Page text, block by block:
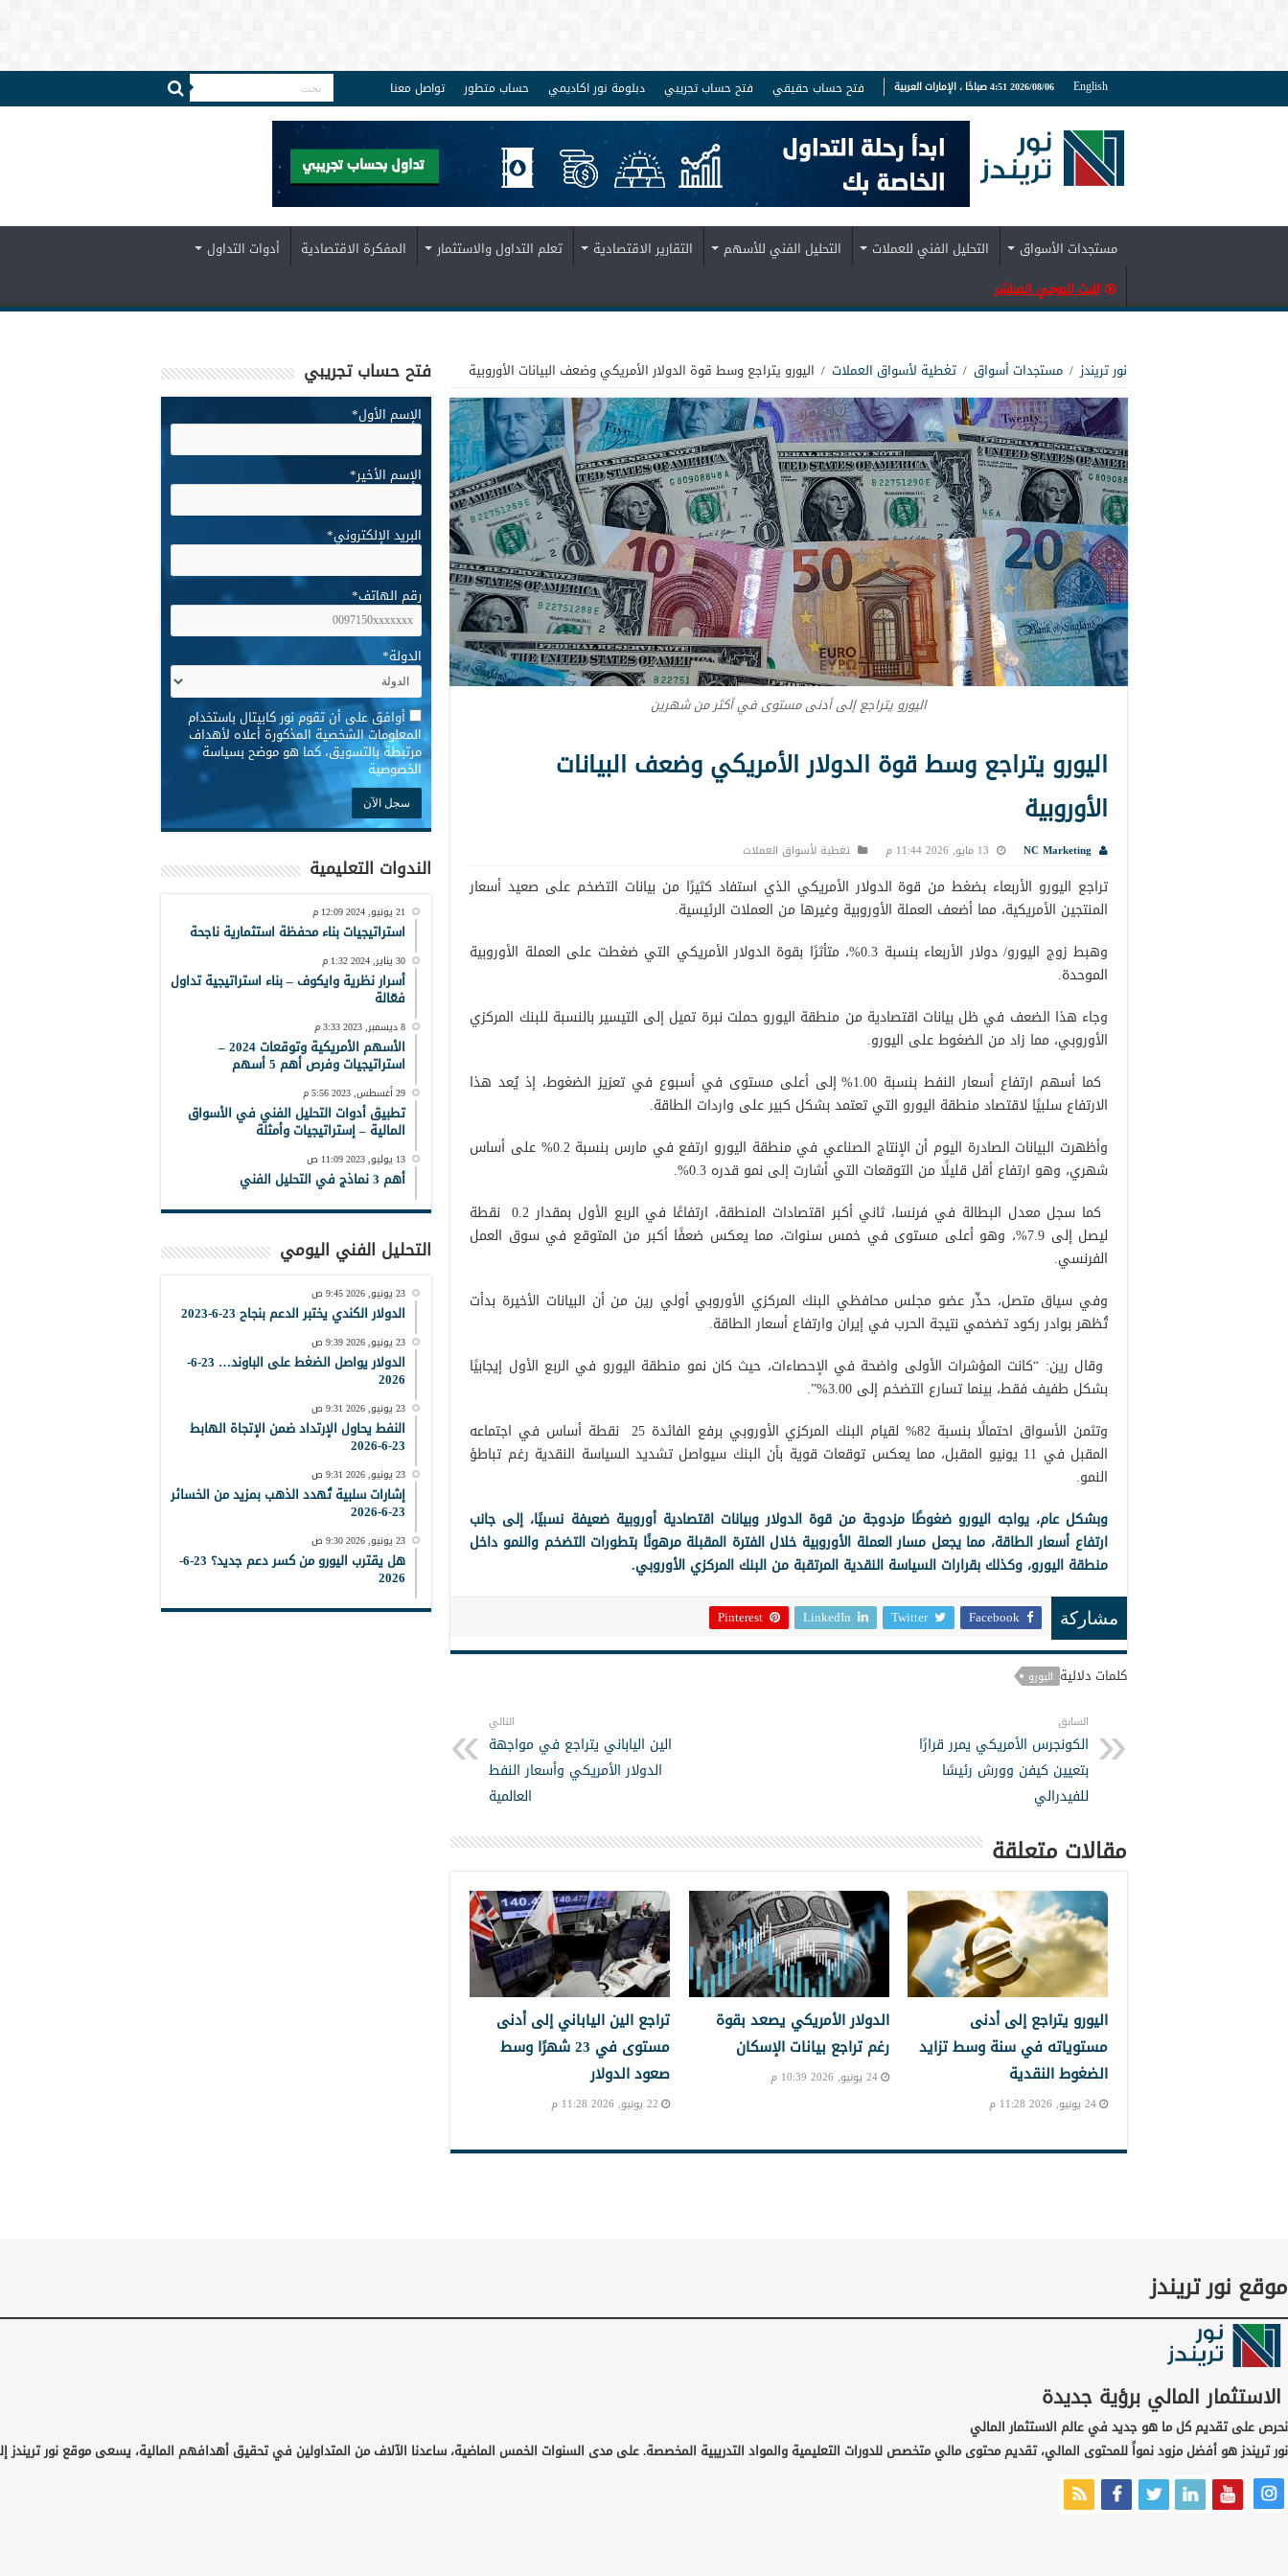
English 2026/08/06 4:51 صباحًا ، الإمارات العربية فتح حساب حقيقي فتح حساب تجريبي دبلومة نور اكاديمي حساب متطور تواصل معنا
مستجدات الأسواق التحليل الفني للعملات التحليل الفني للأسهم التقارير الاقتصادية تعلم التداول والاستثمار المفكرة الاقتصادية
أدوات التداول
البث اليومي المباشر
نور تريندز / مستجدات أسواق / تغطية لأسواق العملات / اليورو يتراجع وسط قوة الدولار الأمريكي وضعف البيانات الأوروبية
اليورو يتراجع إلى أدنى مستوى في أكثر من شهرين
اليورو يتراجع وسط قوة الدولار الأمريكي وضعف البيانات
الأوروبية
NC Marketing 13 مايو, 2026 11:44 م تغطية لأسواق العملات
تراجع اليورو الأربعاء بضغط من قوة الدولار الأمريكي الذي استفاد كثيرًا من بيانات التضخم على صعيد أسعار
المنتجين الأمريكية، مما أضعف العملة الأوروبية وغيرها من العملات الرئيسية.
وهبط زوج اليورو/ دولار الأربعاء بنسبة 0.3%، متأثرًا بقوة الدولار الأمريكي التي ضغطت على العملة الأوروبية
الموحدة.
وجاء هذا الضعف في ظل بيانات اقتصادية من منطقة اليورو حملت نبرة تميل إلى التيسير بالنسبة للبنك المركزي
الأوروبي، مما زاد من الضغوط على اليورو.
كما أسهم ارتفاع أسعار النفط بنسبة 1.00% إلى أعلى مستوى في أسبوع في تعزيز الضغوط، إذ يُعد هذا
الارتفاع سلبيًا لاقتصاد منطقة اليورو التي تعتمد بشكل كبير على واردات الطاقة.
وأظهرت البيانات الصادرة اليوم أن الإنتاج الصناعي في منطقة اليورو ارتفع في مارس بنسبة 0.2% على أساس
شهري، وهو ارتفاع أقل قليلًا من التوقعات التي أشارت إلى نمو قدره 0.3%.
كما سجل معدل البطالة في فرنسا، ثاني أكبر اقتصادات المنطقة، ارتفاعًا في الربع الأول بمقدار 0.2 نقطة
ليصل إلى 7.9%، وهو أعلى مستوى في خمس سنوات، مما يعكس ضعفًا أكبر من المتوقع في سوق العمل
الفرنسي.
وفي سياق متصل، حذّر عضو مجلس محافظي البنك المركزي الأوروبي أولي رين من أن البيانات الأخيرة بدأت
تُظهر بوادر ركود تضخمي نتيجة الحرب في إيران وارتفاع أسعار الطاقة.
وقال رين: “كانت المؤشرات الأولى واضحة في الإحصاءات، حيث كان نمو منطقة اليورو في الربع الأول إيجابيًا
بشكل طفيف فقط، بينما تسارع التضخم إلى 3.00%”.
وتثمن الأسواق احتمالًا بنسبة 82% لقيام البنك المركزي الأوروبي برفع الفائدة 25 نقطة أساس في اجتماعه
المقبل في 11 يونيو المقبل، مما يعكس توقعات قوية بأن البنك سيواصل تشديد السياسة النقدية رغم تباطؤ
النمو.
وبشكل عام، يواجه اليورو ضغوطًا مزدوجة من قوة الدولار وبيانات اقتصادية أوروبية ضعيفة نسبيًا، إلى جانب
ارتفاع أسعار الطاقة، مما يجعل مسار العملة الأوروبية خلال الفترة المقبلة مرهونًا بتطورات التضخم والنمو داخل
منطقة اليورو، وكذلك بقرارات السياسة النقدية المرتقبة من البنك المركزي الأوروبي.
مشاركة Facebook
Twitter
LinkedIn
Pinterest
كلمات دلالية اليورو
السابق
الكونجرس الأمريكي يمرر قرارًا
بتعيين كيفن وورش رئيسًا
للفيدرالي
التالي
الين الياباني يتراجع في مواجهة
الدولار الأمريكي وأسعار النفط
العالمية
مقالات متعلقة
اليورو يتراجع إلى أدنى
مستوياته في سنة وسط تزايد
الضغوط النقدية
24 يونيو, 2026 11:28 م
الدولار الأمريكي يصعد بقوة
رغم تراجع بيانات الإسكان
24 يونيو, 2026 10:39 م
تراجع الين الياباني إلى أدنى
مستوى في 23 شهرًا وسط
صعود الدولار
22 يونيو, 2026 11:28 م
فتح حساب تجريبي
الإسم الأول*
الإسم الأخير*
البريد الإلكتروني*
رقم الهاتف*
الدولة*
* أوافق على أن تقوم نور كابيتال باستخدام
المعلومات الشخصية المذكورة أعلاه لأهداف
مرتبطة بالتسويق، كما هو موضح بسياسة
الخصوصية
الندوات التعليمية
21 يونيو, 2024 12:09 م
استراتيجيات بناء محفظة استثمارية ناجحة
30 يناير, 2024 1:32 م
أسرار نظرية وايكوف – بناء استراتيجية تداول
فعّالة
8 ديسمبر, 2023 3:33 م
الأسهم الأمريكية وتوقعات 2024 –
استراتيجيات وفرص أهم 5 أسهم
29 أغسطس, 2023 5:56 م
تطبيق أدوات التحليل الفني في الأسواق
المالية – إستراتيجيات وأمثلة
13 يوليو, 2023 11:09 ص
أهم 3 نماذج في التحليل الفني
التحليل الفني اليومي
23 يونيو, 2026 9:45 ص
الدولار الكندي يختبر الدعم بنجاح 23-6-2023
23 يونيو, 2026 9:39 ص
الدولار يواصل الضغط على الباوند… 23-6-
2026
23 يونيو, 2026 9:31 ص
النفط يحاول الإرتداد ضمن الإتجاة الهابط
23-6-2026
23 يونيو, 2026 9:31 ص
إشارات سلبية تُهدد الذهب بمزيد من الخسائر
23-6-2026
23 يونيو, 2026 9:30 ص
هل يقترب اليورو من كسر دعم جديد؟ 23-6-
2026
موقع نور تريندز
الاستثمار المالي برؤية جديدة
نحرص على تقديم كل ما هو جديد في عالم الاستثمار المالي
نور تريندز هو أفضل مزود نمواً للمحتوى المالي، تقديم محتوى مالي متخصص للدورات التعليمية والمواد التدريبية المخصصة. على مدى السنوات الخمس الماضية، ساعدنا الآلاف من المتداولين في تحقيق أهدافهم المالية، يسعى موقع نور تريندز